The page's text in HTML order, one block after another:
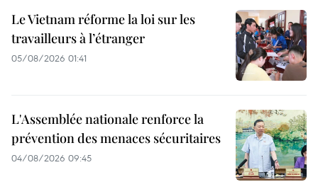
Le Vietnam réforme la loi sur les
travailleurs à l’étranger
05/08/2026 01:41
L'Assemblée nationale renforce la
prévention des menaces sécuritaires
04/08/2026 09:45